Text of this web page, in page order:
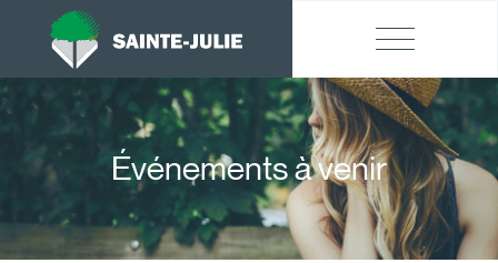
Événements à venir